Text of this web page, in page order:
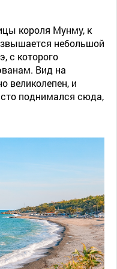
короля Мунму, к
небольшой
с которого
Вид на
великолепен, и
поднимался сюда,